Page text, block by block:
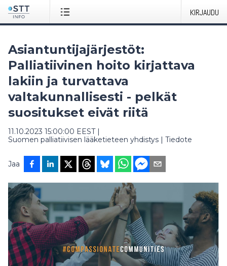
KIRJAUDU
Asiantuntijajärjestöt:
Palliatiivinen hoito kirjattava
lakiin ja turvattava
valtakunnallisesti - pelkät
suositukset eivät riitä
11.10.2023 15:00:00 EEST|
Suomen palliatiivisen lääketieteen yhdistys | Tiedote
Jaa